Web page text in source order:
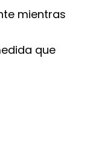
mientras
que